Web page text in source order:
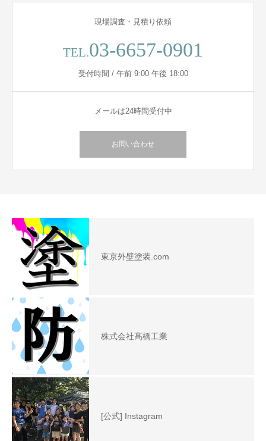
現場調査・見積り依頼
TEL.03-6657-0901
受付時間 / 午前 9:00 午後 18:00
メールは24時間受付中
お問い合わせ
東京外壁塗装.com
株式会社髙橋工業
[公式] Instagram